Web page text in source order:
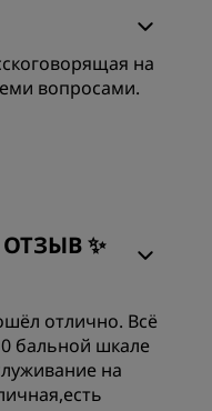
на
вопросами.
✨
отлично. Всё
бальной шкале
на